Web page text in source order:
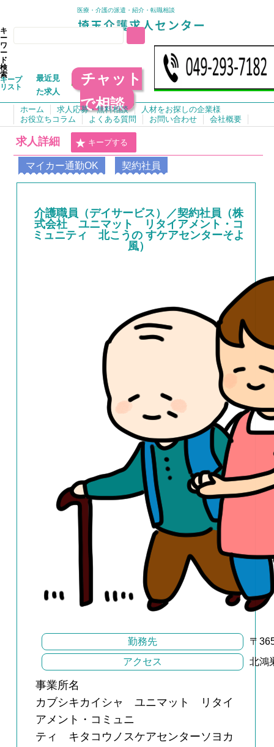
医療・介護の派遣・紹介・転職相談
キ
ー
ワ
ー
ド
検
索
キープ
リスト
最近見
た求人
チャット
で相談
ホーム 求人応募・無料相談
人材をお探しの企業様
お役立ちコラム
よくある質問 お問い合わせ 会社概要
求人詳細 キープする
マイカー通勤OK 契約社員
介護職員（デイサービス）／契約社員（株
式会社 ユニマット リタイアメント・コ
ミュニティ 北こうの すケアセンターそよ
風）
勤務先
〒
アクセス
北鴻
事業所名
カブシキカイシャ ユニマット リタイ
アメント・コミュニ
ティ キタコウノスケアセンターソヨカ